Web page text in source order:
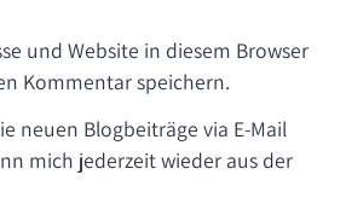
und Website in diesem Browser
Kommentar speichern.
neuen Blogbeiträge via E-Mail
mich jederzeit wieder aus der